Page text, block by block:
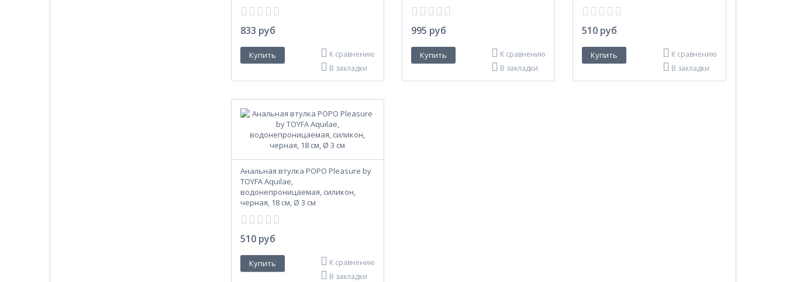
833 руб
К сравнению
В закладки
995 руб
К сравнению
В закладки
510 руб
К сравнению
В закладки
Анальная втулка POPO Pleasure by
TOYFA Aquilae,
водонепроницаемая, силикон,
черная, 18 см, Ø 3 см
510 руб
К сравнению
В закладки